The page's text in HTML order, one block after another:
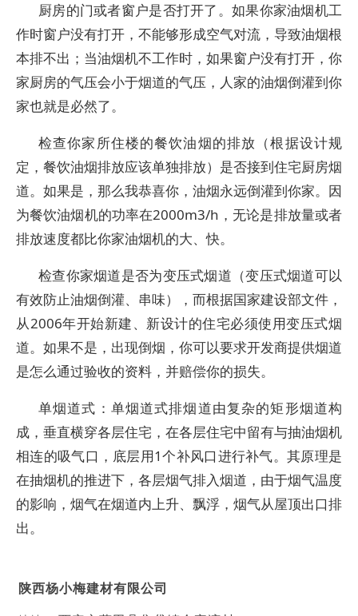
厨房的门或者窗户是否打开了。如果你家油烟机工
作时窗户没有打开，不能够形成空气对流，导致油烟根
本排不出；当油烟机不工作时，如果窗户没有打开，你
家厨房的气压会小于烟道的气压，人家的油烟倒灌到你
家也就是必然了。
检查你家所住楼的餐饮油烟的排放（根据设计规
定，餐饮油烟排放应该单独排放）是否接到住宅厨房烟
道。如果是，那么我恭喜你，油烟永远倒灌到你家。因
为餐饮油烟机的功率在2000m3/h，无论是排放量或者
排放速度都比你家油烟机的大、快。
检查你家烟道是否为变压式烟道（变压式烟道可以
有效防止油烟倒灌、串味），而根据国家建设部文件，
从2006年开始新建、新设计的住宅必须使用变压式烟
道。如果不是，出现倒烟，你可以要求开发商提供烟道
是怎么通过验收的资料，并赔偿你的损失。
单烟道式：单烟道式排烟道由复杂的矩形烟道构
成，垂直横穿各层住宅，在各层住宅中留有与抽油烟机
相连的吸气口，底层用1个补风口进行补气。其原理是
在抽烟机的推进下，各层烟气排入烟道，由于烟气温度
的影响，烟气在烟道内上升、飘浮，烟气从屋顶出口排
出。
陕西杨小梅建材有限公司